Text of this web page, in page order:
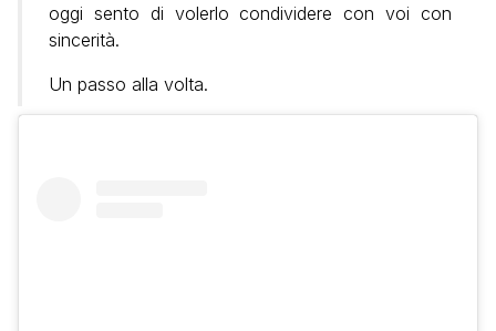
oggi sento di volerlo condividere con voi con
sincerità.
Un passo alla volta.